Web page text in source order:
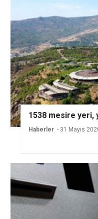
1538 mesire yeri,
Haberler - 31 Mayıs